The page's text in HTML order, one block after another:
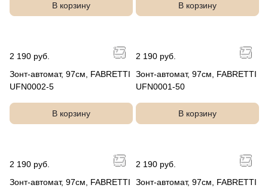
В корзину В корзину
2 190 руб.
Зонт-автомат, 97см, FABRETTI
UFN0002-5
В корзину
2 190 руб.
Зонт-автомат, 97см, FABRETTI
UFN0001-50
В корзину
2 190 руб.
Зонт-автомат, 97см, FABRETTI
2 190 руб.
Зонт-автомат, 97см, FABRETTI